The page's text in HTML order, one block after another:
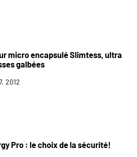
micro encapsulé Slimtess, ultra
galbées
2012
Pro : le choix de la sécurité!